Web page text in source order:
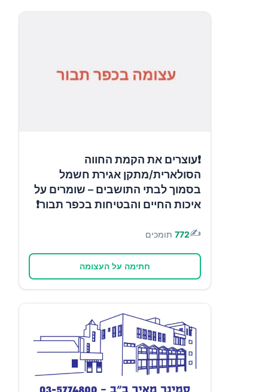
❗עוצרים את הקמת החווה
הסולארית/מתקן אגירת חשמל
בסמוך לבתי התושבים – שומרים על
איכות החיים והבטיחות בכפר תבור❗
✍️
772 תומכים
חתימה על העצומה